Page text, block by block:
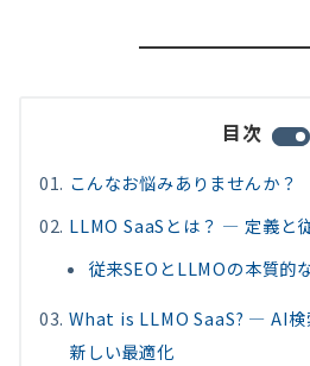
目次
こんなお悩みありませんか？
LLMO SaaSとは？ — 定義と
従来SEOとLLMOの本質的
What is LLMO SaaS? — AI検
新しい最適化